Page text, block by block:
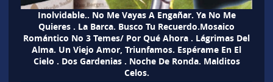
Inolvidable.. No Me Vayas A Engañar. Ya No Me
Quieres . La Barca. Busco Tu Recuerdo.Mosaico
Romántico No 3 Temes/ Por Qué Ahora . Lágrimas Del
Alma. Un Viejo Amor, Triunfamos. Espérame En El
Cielo . Dos Gardenias . Noche De Ronda. Malditos
Celos.